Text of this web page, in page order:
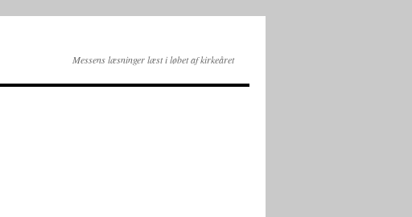
Messens læsninger læst i løbet af kirkeåret